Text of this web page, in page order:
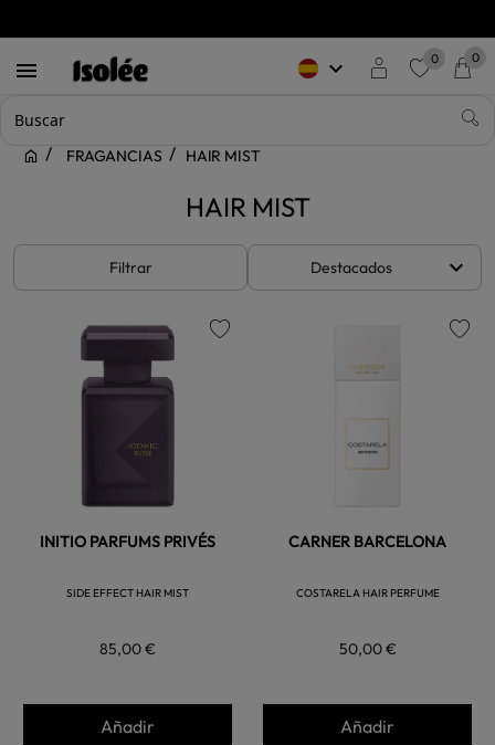
 keyboard_arrow_down 0 0
FRAGANCIAS HAIR MIST
HAIR MIST
Filtrar Destacados keyboard_arrow_down
INITIO PARFUMS PRIVÉS
SIDE EFFECT HAIR MIST
85,00 €
Añadir
CARNER BARCELONA
COSTARELA HAIR PERFUME
50,00 €
Añadir